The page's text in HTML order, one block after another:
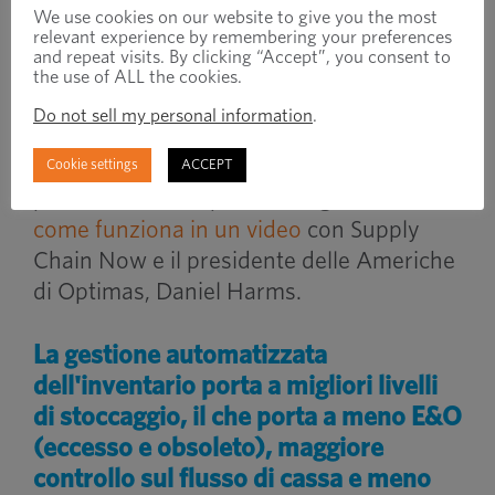
Questa previsione ti consente di vedere
da dove proviene la domanda e
pianificare di conseguenza. Puoi vedere
dove si trovano i tuoi ordini di evasione,
e gli ordini in base alla disponibilità del
come funziona in un video con Supply
Chain Now e il presidente delle Americhe
di Optimas, Daniel Harms.
La gestione automatizzata
dell'inventario porta a migliori livelli
di stoccaggio, il che porta a meno E&O
(eccesso e obsoleto), maggiore
controllo sul flusso di cassa e meno
We use cookies on our website to give you the most
relevant experience by remembering your preferences
and repeat visits. By clicking “Accept”, you consent to
the use of ALL the cookies.
Do not sell my personal information.
Cookie settings ACCEPT